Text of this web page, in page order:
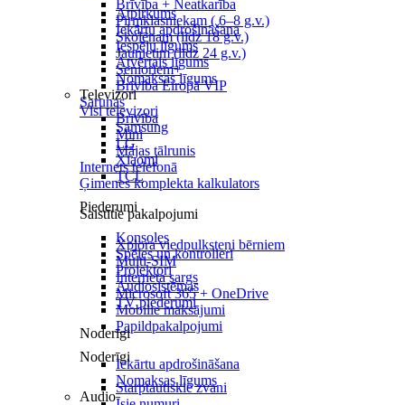
Brīvība + Neatkarība
Pirmklasniekam ( 6–8 g.v.)
Skolēnam (līdz 18 g.v.)
Jaunietim (līdz 24 g.v.)
Senioriem+
Brīvība Eiropā VIP
Sarunas
Brīvība
Mini
Mājas tālrunis
Internets telefonā
Ģimenes komplekta kalkulators
Saistītie pakalpojumi
Xplora viedpulksteņi bērniem
Multi-SIM
Interneta sargs
Microsoft 365 + OneDrive
Mobilie maksājumi
Papildpakalpojumi
Noderīgi
Starptautiskie zvani
Atpirkums
Iekārtu apdrošināšana
Iespēju līgums
Atvērtais līgums
Nomaksas līgums
Televizori
Visi televizori
Samsung
LG
Xiaomi
TCL
Piederumi
Konsoles
Spēles un kontrolieri
Projektori
Audiosistēmas
TV piederumi
Noderīgi
Iekārtu apdrošināšana
Nomaksas līgums
Audio